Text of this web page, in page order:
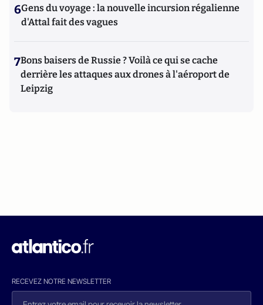
6Gens du voyage : la nouvelle incursion régalienne
d'Attal fait des vagues
7Bons baisers de Russie ? Voilà ce qui se cache
derrière les attaques aux drones à l'aéroport de
Leipzig
RECEVEZ NOTRE NEWSLETTER